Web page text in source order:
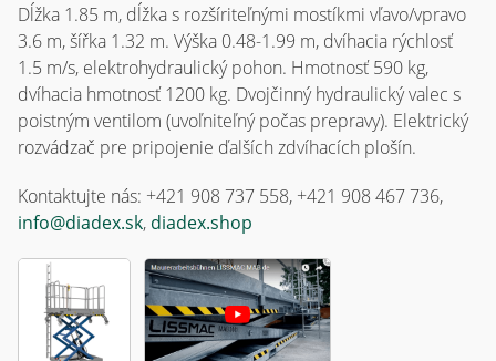
Dĺžka 1.85 m, dĺžka s rozšíriteľnými mostíkmi vľavo/vpravo
3.6 m, šířka 1.32 m. Výška 0.48-1.99 m, dvíhacia rýchlosť
1.5 m/s, elektrohydraulický pohon. Hmotnosť 590 kg,
dvíhacia hmotnosť 1200 kg. Dvojčinný hydraulický valec s
poistným ventilom (uvoľniteľný počas prepravy). Elektrický
rozvádzač pre pripojenie ďalších zdvíhacích plošín.
Kontaktujte nás: +421 908 737 558, +421 908 467 736,
info@diadex.sk, diadex.shop